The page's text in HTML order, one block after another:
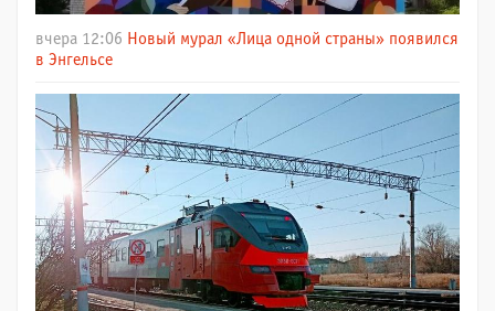
вчера 12:06 Новый мурал «Лица одной страны» появился
в Энгельсе